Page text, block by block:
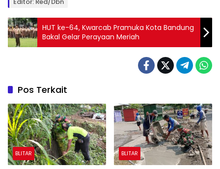
HUT ke-64, Kwarcab Pramuka Kota Bandung
Bakal Gelar Perayaan Meriah
Pos Terkait
BLITAR BLITAR